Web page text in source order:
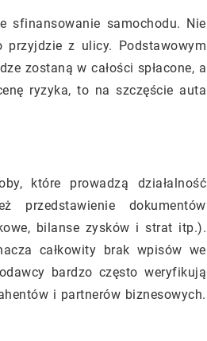
sfinansowanie samochodu. Nie
z ulicy. Podstawowym
zostaną w całości spłacone, a
ryzyka, to na szczęście auta
które prowadzą działalność
dokumentów
bilanse zysków i strat itp.).
całkowity brak wpisów we
bardzo często weryfikują
i partnerów biznesowych.